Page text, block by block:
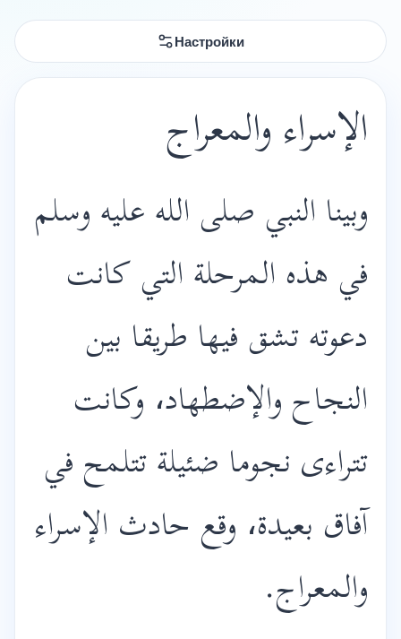
Настройки
الإسراء والمعراج
وبينا النبي صلى الله عليه وسلم
في هذه المرحلة التي كانت
دعوته تشق فيها طريقا بين
النجاح والإضطهاد، وكانت
تتراءى نجوما ضئيلة تتلمح في
آفاق بعيدة، وقع حادث الإسراء
والمعراج.